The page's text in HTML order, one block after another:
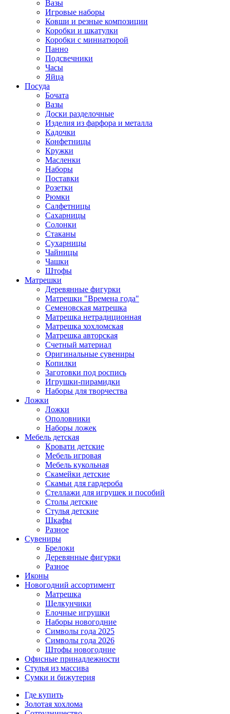
Вазы
Игровые наборы
Ковши и резные композиции
Коробки и шкатулки
Коробки с миниатюрой
Панно
Подсвечники
Часы
Яйца
Посуда
Бочата
Вазы
Доски разделочные
Изделия из фарфора и металла
Кадочки
Конфетницы
Кружки
Масленки
Наборы
Поставки
Розетки
Рюмки
Салфетницы
Сахарницы
Солонки
Стаканы
Сухарницы
Чайницы
Чашки
Штофы
Матрешки
Деревянные фигурки
Матрешки "Времена года"
Семеновская матрешка
Матрешка нетрадиционная
Матрешка хохломская
Матрешка авторская
Счетный материал
Оригинальные сувениры
Копилки
Заготовки под роспись
Игрушки-пирамидки
Наборы для творчества
Ложки
Ложки
Ополовники
Наборы ложек
Мебель детская
Кровати детские
Мебель игровая
Мебель кукольная
Скамейки детские
Скамьи для гардероба
Стеллажи для игрушек и пособий
Столы детские
Стулья детские
Шкафы
Разное
Сувениры
Брелоки
Деревянные фигурки
Разное
Иконы
Новогодний ассортимент
Матрешка
Щелкунчики
Елочные игрушки
Наборы новогодние
Символы года 2025
Символы года 2026
Штофы новогодние
Офисные принадлежности
Стулья из массива
Сумки и бижутерия
Где купить
Золотая хохлома